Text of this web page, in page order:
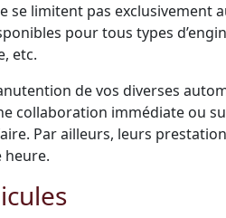
limitent pas exclusivement
pour tous types
etc.
de vos diverses
collaboration immédiate ou
Par ailleurs, leurs
heure.